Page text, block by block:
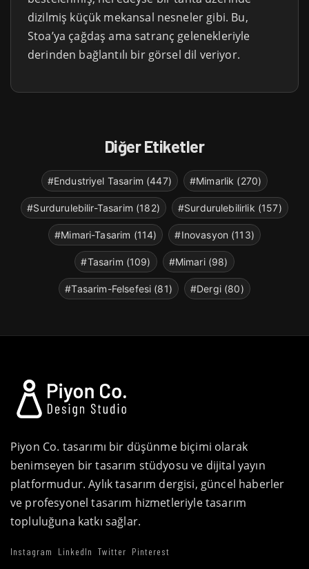
dizilmiş küçük mekansal nesneler gibi. Bu,
Stoa’ya çağdaş ama satranç gelenekleriyle
derinden bağlantılı bir görsel dil veriyor.
Diğer Etiketler
#Endustriyel Tasarim (447) #Mimarlik (270)
#Surdurulebilir-Tasarim (182) #Surdurulebilirlik (157)
#Mimari-Tasarim (114) #Inovasyon (113)
#Tasarim (109) #Mimari (98)
#Tasarim-Felsefesi (81) #Dergi (80)
Piyon Co. tasarımı bir düşünme biçimi olarak
benimseyen bir tasarım stüdyosu ve dijital yayın
platformudur. Aylık tasarım dergisi, güncel haberler
ve profesyonel tasarım hizmetleriyle tasarım
topluluğuna katkı sağlar.
Instagram LinkedIn Twitter Pinterest